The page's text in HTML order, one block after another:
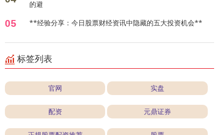
的避
05 **经验分享：今日股票财经资讯中隐藏的五大投资机会**
标签列表
官网 实盘
配资 元鼎证券